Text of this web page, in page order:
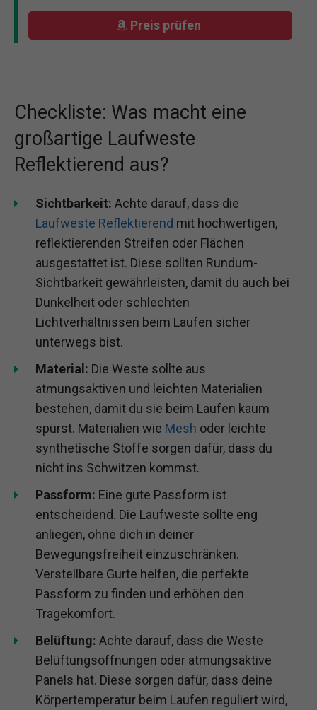
Preis prüfen
Checkliste: Was macht eine
großartige Laufweste
Reflektierend aus?
Sichtbarkeit: Achte darauf, dass die
Laufweste Reflektierend mit hochwertigen,
reflektierenden Streifen oder Flächen
ausgestattet ist. Diese sollten Rundum-
Sichtbarkeit gewährleisten, damit du auch bei
Dunkelheit oder schlechten
Lichtverhältnissen beim Laufen sicher
unterwegs bist.
Material: Die Weste sollte aus
atmungsaktiven und leichten Materialien
bestehen, damit du sie beim Laufen kaum
spürst. Materialien wie Mesh oder leichte
synthetische Stoffe sorgen dafür, dass du
nicht ins Schwitzen kommst.
Passform: Eine gute Passform ist
entscheidend. Die Laufweste sollte eng
anliegen, ohne dich in deiner
Bewegungsfreiheit einzuschränken.
Verstellbare Gurte helfen, die perfekte
Passform zu finden und erhöhen den
Tragekomfort.
Belüftung: Achte darauf, dass die Weste
Belüftungsöffnungen oder atmungsaktive
Panels hat. Diese sorgen dafür, dass deine
Körpertemperatur beim Laufen reguliert wird,